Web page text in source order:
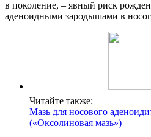
в поколение, – явный риск
аденоидными зародышами в
Читайте также:
Мазь для носового
(«Оксолиновая мазь»)